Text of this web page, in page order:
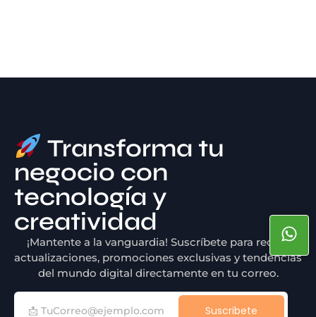
Transforma tu
negocio con
tecnología y
creatividad
¡Mantente a la vanguardia! Suscríbete para recibir
actualizaciones, promociones exclusivas y tendencias
del mundo digital directamente en tu correo.
Suscribete